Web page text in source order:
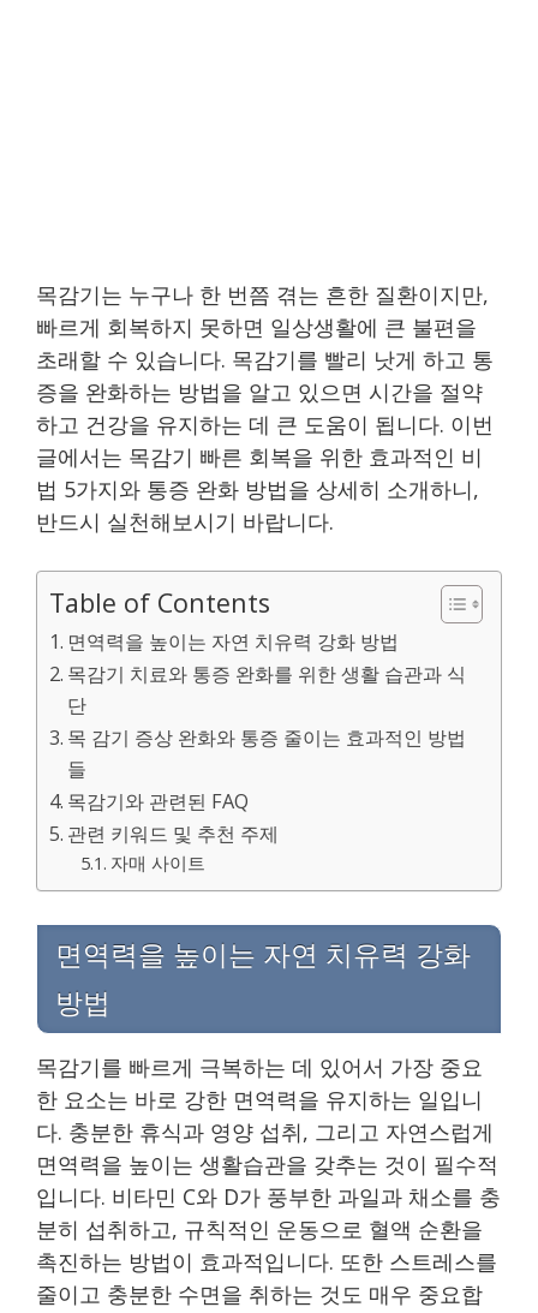
목감기는 누구나 한 번쯤 겪는 흔한 질환이지만,
빠르게 회복하지 못하면 일상생활에 큰 불편을
초래할 수 있습니다. 목감기를 빨리 낫게 하고 통
증을 완화하는 방법을 알고 있으면 시간을 절약
하고 건강을 유지하는 데 큰 도움이 됩니다. 이번
글에서는 목감기 빠른 회복을 위한 효과적인 비
법 5가지와 통증 완화 방법을 상세히 소개하니,
반드시 실천해보시기 바랍니다.
Table of Contents
면역력을 높이는 자연 치유력 강화 방법
목감기 치료와 통증 완화를 위한 생활 습관과 식
단
목 감기 증상 완화와 통증 줄이는 효과적인 방법
들
목감기와 관련된 FAQ
관련 키워드 및 추천 주제
자매 사이트
면역력을 높이는 자연 치유력 강화
방법
목감기를 빠르게 극복하는 데 있어서 가장 중요
한 요소는 바로 강한 면역력을 유지하는 일입니
다. 충분한 휴식과 영양 섭취, 그리고 자연스럽게
면역력을 높이는 생활습관을 갖추는 것이 필수적
입니다. 비타민 C와 D가 풍부한 과일과 채소를 충
분히 섭취하고, 규칙적인 운동으로 혈액 순환을
촉진하는 방법이 효과적입니다. 또한 스트레스를
줄이고 충분한 수면을 취하는 것도 매우 중요합